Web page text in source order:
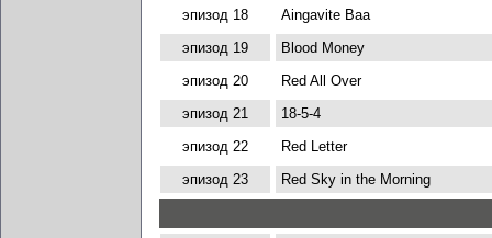
эпизод 18
Aingavite Baa
эпизод 19
Blood Money
эпизод 20
Red All Over
эпизод 21
18-5-4
эпизод 22
Red Letter
эпизод 23
Red Sky in the Morning